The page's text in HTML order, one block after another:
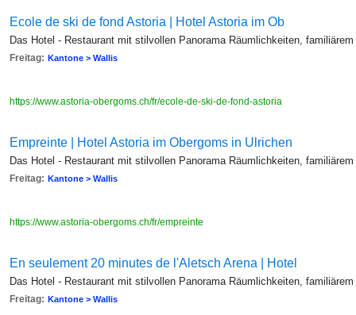
Ecole de ski de fond Astoria | Hotel Astoria im Ob
Das Hotel - Restaurant mit stilvollen Panorama Räumlichkeiten,
Freitag: Kantone > Wallis
https://www.astoria-obergoms.ch/fr/ecole-de-ski-de-fond-astoria
Empreinte | Hotel Astoria im Obergoms in Ulrichen
Das Hotel - Restaurant mit stilvollen Panorama Räumlichkeiten,
Freitag: Kantone > Wallis
https://www.astoria-obergoms.ch/fr/empreinte
En seulement 20 minutes de l'Aletsch Arena | Hotel
Das Hotel - Restaurant mit stilvollen Panorama Räumlichkeiten,
Freitag: Kantone > Wallis